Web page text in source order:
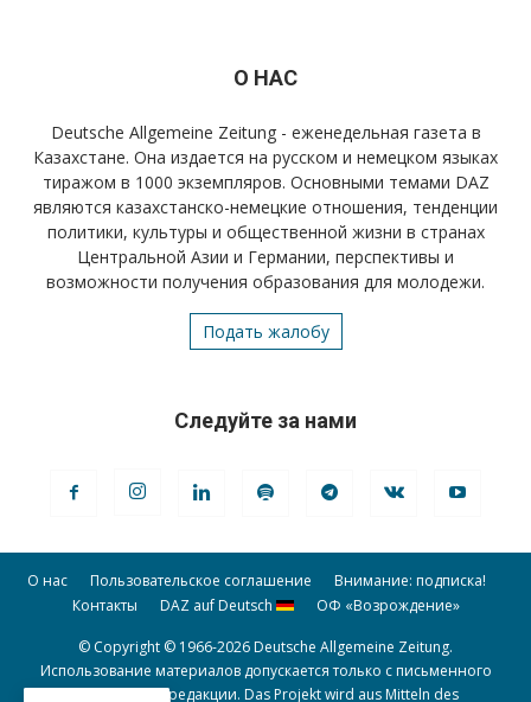
О НАС
Deutsche Allgemeine Zeitung - еженедельная газета в
Казахстане. Она издается на русском и немецком языках
тиражом в 1000 экземпляров. Основными темами DAZ
являются казахстанско-немецкие отношения, тенденции
политики, культуры и общественной жизни в странах
Центральной Азии и Германии, перспективы и
возможности получения образования для молодежи.
Подать жалобу
Следуйте за нами
О нас Пользовательское соглашение
Внимание: подписка!
Контакты
DAZ auf Deutsch ОФ «Возрождение»
© Copyright © 1966-2026 Deutsche Allgemeine Zeitung.
Использование материалов допускается только с письменного
разрешения редакции. Das Projekt wird aus Mitteln des